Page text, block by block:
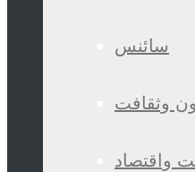
سائنس
وثقافت
واقتصاد